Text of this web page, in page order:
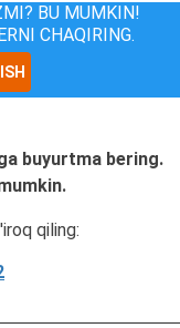
BU MUMKIN!
CHAQIRING.
buyurtma bering.
qiling: